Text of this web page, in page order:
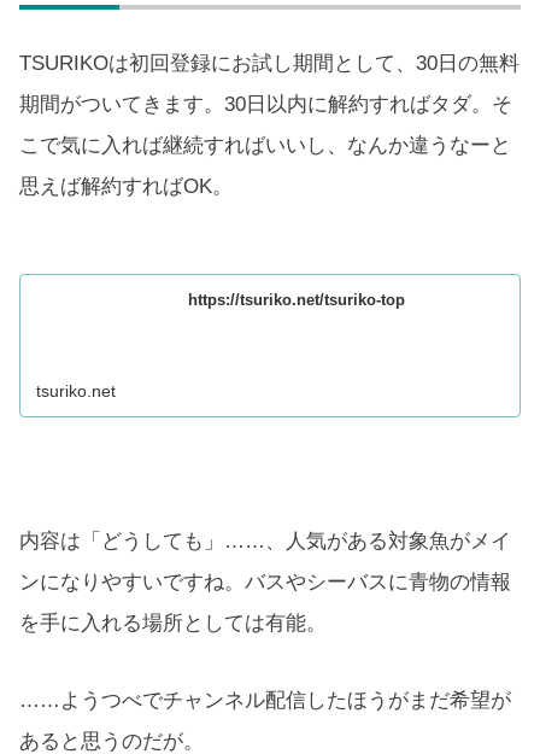
TSURIKOは初回登録にお試し期間として、30日の無料
期間がついてきます。30日以内に解約すればタダ。そ
こで気に入れば継続すればいいし、なんか違うなーと
思えば解約すればOK。
https://tsuriko.net/tsuriko-top
tsuriko.net
内容は「どうしても」……、人気がある対象魚がメイ
ンになりやすいですね。バスやシーバスに青物の情報
を手に入れる場所としては有能。
……ようつべでチャンネル配信したほうがまだ希望が
あると思うのだが。